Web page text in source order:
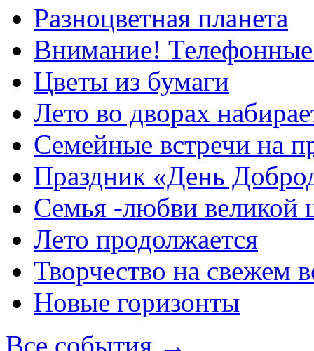
Разноцветная планета
Внимание!
Цветы из бумаги
Лето во дворах
Семейные встречи на
Праздник «День
Семья -любви великой
Лето продолжается
Творчество на свежем
Новые горизонты
Все события →